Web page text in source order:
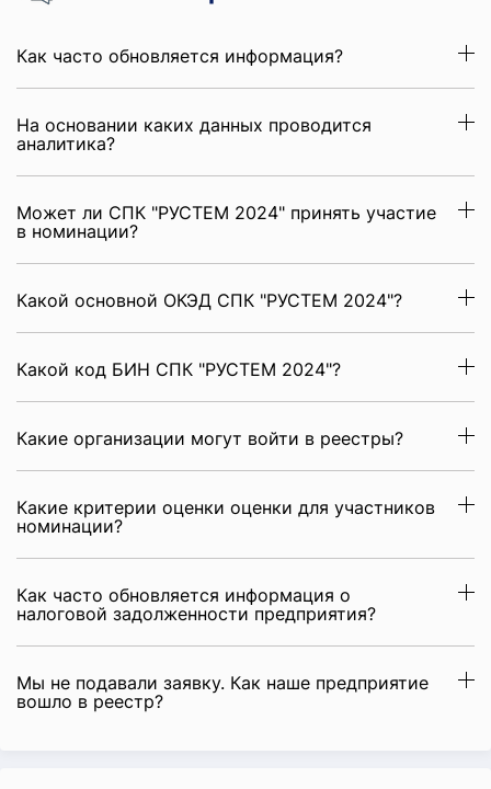
Как часто обновляется информация?
На основании каких данных проводится
аналитика?
Может ли СПК "РУСТЕМ 2024" принять участие
в номинации?
Какой основной ОКЭД СПК "РУСТЕМ 2024"?
Какой код БИН СПК "РУСТЕМ 2024"?
Какие организации могут войти в реестры?
Какие критерии оценки оценки для участников
номинации?
Как часто обновляется информация о
налоговой задолженности предприятия?
Мы не подавали заявку. Как наше предприятие
вошло в реестр?